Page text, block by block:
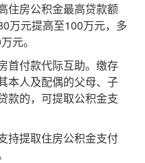
房公积金最高贷款额
万元提高至100万元，多
元。
付款代际互助。缴存
本人及配偶的父母、子
款的，可提取公积金支
提取住房公积金支付